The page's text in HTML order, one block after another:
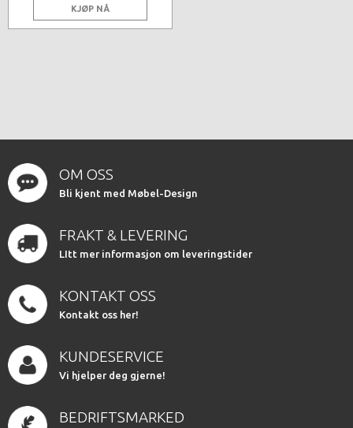
KJØP NÅ
OM OSS
Bli kjent med Møbel-Design
FRAKT & LEVERING
LItt mer informasjon om leveringstider
KONTAKT OSS
Kontakt oss her!
KUNDESERVICE
Vi hjelper deg gjerne!
BEDRIFTSMARKED